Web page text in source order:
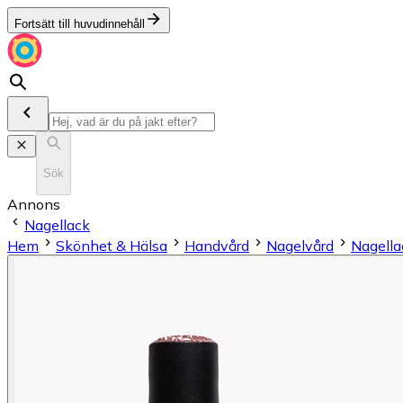
Fortsätt till huvudinnehåll
Sök
Annons
Nagellack
Hem
Skönhet & Hälsa Handvård Nagelvård